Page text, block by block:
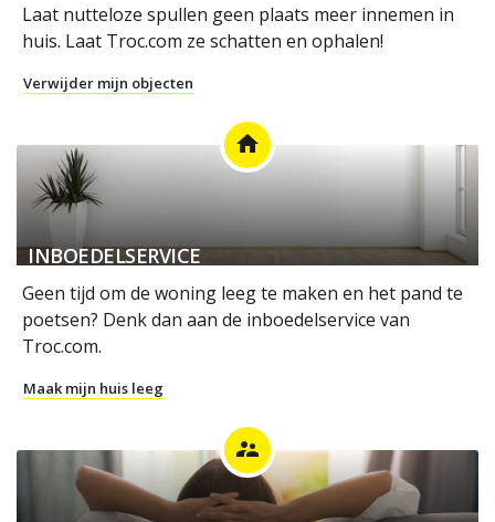
Laat nutteloze spullen geen plaats meer innemen in
huis. Laat Troc.com ze schatten en ophalen!
Verwijder mijn objecten
home
INBOEDELSERVICE
Geen tijd om de woning leeg te maken en het pand te
poetsen? Denk dan aan de inboedelservice van
Troc.com.
Maak mijn huis leeg
supervisor_account